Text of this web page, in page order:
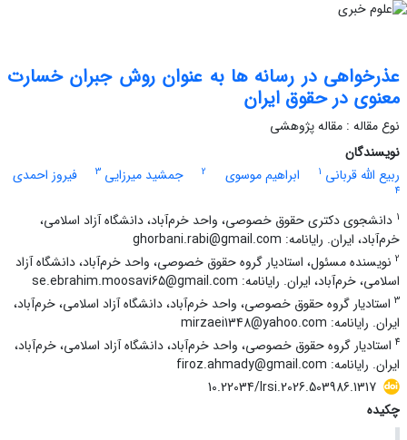
عذرخواهی در رسانه ها به عنوان روش جبران خسارت
معنوی در حقوق ایران
نوع مقاله : مقاله پژوهشی
نویسندگان
ربیع الله قربانی 1 ابراهیم موسوی 2 جمشید میرزایی 3 فیروز احمدی
4
1 دانشجوی دکتری حقوق خصوصی، واحد خرم‌آباد، دانشگاه آزاد اسلامی،
خرم‌آباد، ایران. رایانامه: ghorbani.rabi@gmail.com
2 نویسنده مسئول، استادیار گروه حقوق خصوصی، واحد خرم‌آباد، دانشگاه آزاد
اسلامی، خرم‌آباد، ایران. رایانامه: se.ebrahim.moosavi65@gmail.com
3 استادیار گروه حقوق خصوصی، واحد خرم‌آباد، دانشگاه آزاد اسلامی، خرم‌آباد،
ایران. رایانامه: mirzaei1348@yahoo.com
4 استادیار گروه حقوق خصوصی، واحد خرم‌آباد، دانشگاه آزاد اسلامی، خرم‌آباد،
ایران. رایانامه: firoz.ahmady@gmail.com
10.22034/lrsi.2026.503986.1317
چکیده